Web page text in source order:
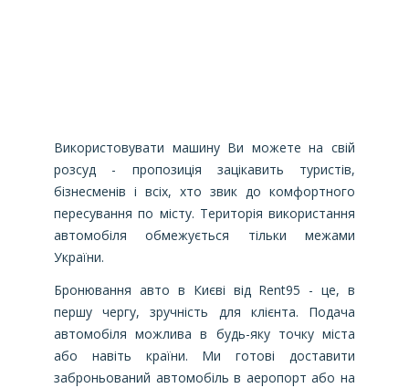
Використовувати машину Ви можете на свій
розсуд - пропозиція зацікавить туристів,
бізнесменів і всіх, хто звик до комфортного
пересування по місту. Територія використання
автомобіля обмежується тільки межами
України.
Бронювання авто в Києві від Rent95 - це, в
першу чергу, зручність для клієнта. Подача
автомобіля можлива в будь-яку точку міста
або навіть країни. Ми готові доставити
заброньований автомобіль в аеропорт або на